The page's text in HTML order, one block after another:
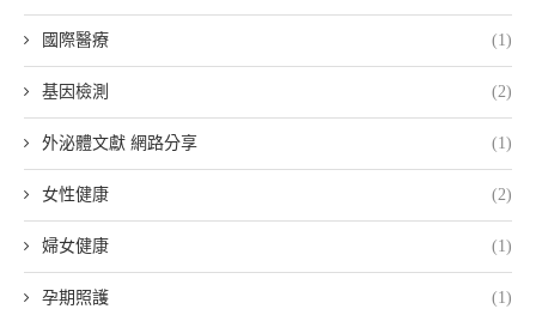
國際醫療 (1)
基因檢測 (2)
外泌體文獻 網路分享 (1)
女性健康 (2)
婦女健康 (1)
孕期照護 (1)